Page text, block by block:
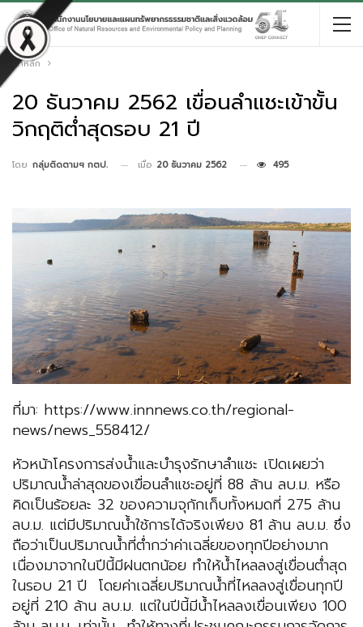
หน้าหลัก
20 ธันวาคม 2562 เขื่อนลำแชะเข้าขั้น
วิกฤติต่ำสุดรอบ 21 ปี
โดย กลุ่มติดตามฯ กตป. เมื่อ 20 ธันวาคม 2562 495
ที่มา: https://www.innnews.co.th/regional-
news/news_558412/
หัวหน้าโครงการส่งน้ำและบำรุงรักษาลำแชะ เปิดเผยว่า
ปริมาณน้ำล่าสุดของเขื่อนลำแชะอยู่ที่ 88 ล้าน ลบ.ม. หรือ
คิดเป็นร้อยละ 32 ของความจุกักเก็บทั้งหมดที่ 275 ล้าน
ลบ.ม. แต่มีปริมาณน้ำใช้การได้จริงเพียง 81 ล้าน ลบ.ม. ซึ่ง
ถือว่าเป็นปริมาณน้ำที่ต่ำกว่าค่าเฉลี่ยของทุกปีอย่างมาก
เนื่องมาจากในปีนี้มีฝนตกน้อย ทำให้น้ำไหลลงสู่เขื่อนต่ำสุด
ในรอบ 21 ปี โดยค่าเฉลี่ยปริมาณน้ำที่ไหลลงสู่เขื่อนทุกปี
อยู่ที่ 210 ล้าน ลบ.ม. แต่ในปีนี้มีน้ำไหลลงเขื่อนเพียง 100